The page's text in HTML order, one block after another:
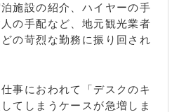
施設の紹介、ハイヤーの手
の手配など、地元観光業者
の苛烈な勤務に振り回され
事におわれて「デスクのキ
てしまうケースが急増しま